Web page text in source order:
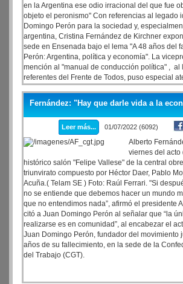
en la Argentina ese odio irracional del que fue
objeto el peronismo" Con referencias al legado
Domingo Perón para la sociedad y,
argentina, Cristina Fernández de Kirchner
sede en Ensenada bajo el lema "A 48 años del
Perón: Argentina, política y economía". La
mención al "manual de conducción política" , al
referentes del Frente de Todos, puso especial
de Perón que narraba: "Yo no persuadía a la
porque las palabras poco persuaden. Yo
hechos".
Fernández: "Hay que darle vida a la
Leer más... 01/07/2022 (6092)
Alberto
viernes del acto
histórico salón "Felipe Vallese" de la central
triunvirato compuesto por Héctor Daer, Pablo
Acuña.( Telam SE ) Foto: Raúl Ferrari. "Si
no se entiende que debemos hacer un mundo
que no entendimos nada”, afirmó el presidente
citó a Juan Domingo Perón al señalar que “la
realizarse es en comunidad”, al encabezar el
Juan Domingo Perón, fundador del movimiento
años de su fallecimiento, en la sede de la
del Trabajo (CGT).